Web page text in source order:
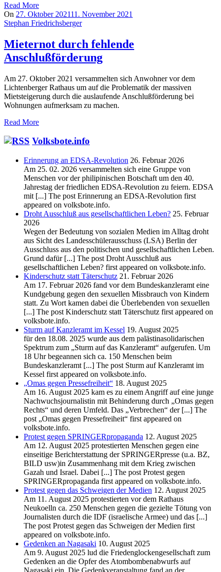
Read More
On 27. Oktober 202111. November 2021
Stephan Friedrichsberger
Mieternot durch fehlende
Anschlußförderung
Am 27. Oktober 2021 versammelten sich Anwohner vor dem
Lichtenberger Rathaus um auf die Problematik der massiven
Mietsteigerung durch die auslaufende Anschlußförderung bei
Wohnungen aufmerksam zu machen.
Read More
Volksbote.info
Erinnerung an EDSA-Revolution 26. Februar 2026
Am 25. 02. 2026 versammelten sich eine Gruppe von
Menschen vor der philipinischen Botschaft um den 40.
Jahrestag der friedlichen EDSA-Revolution zu feiern. EDSA
mit [...] The post Erinnerung an EDSA-Revolution first
appeared on volksbote.info.
Droht Ausschluß aus gesellschaftlichen Leben? 25. Februar
2026
Wegen der Bedeutung von sozialen Medien im Alltag droht
aus Sicht des Landesschülerausschuss (LSA) Berlin der
Ausschluss aus den politischen und gesellschaftlichen Leben.
Grund dafür [...] The post Droht Ausschluß aus
gesellschaftlichen Leben? first appeared on volksbote.info.
Kinderschutz statt Täterschutz 21. Februar 2026
Am 17. Februar 2026 fand vor dem Bundeskanzleramt eine
Kundgebung gegen den sexuellen Missbrauch von Kindern
statt. Zu Wort kamen dabei die Überlebenden von sexuellen
[...] The post Kinderschutz statt Täterschutz first appeared on
volksbote.info.
Sturm auf Kanzleramt im Kessel 19. August 2025
für den 18.08. 2025 wurde aus dem palästinasolidarischen
Spektrum zum „Sturm auf das Kanzleramt“ aufgerufen. Um
18 Uhr begeannen sich ca. 150 Menschen beim
Bundeskanzleramt [...] The post Sturm auf Kanzleramt im
Kessel first appeared on volksbote.info.
„Omas gegen Pressefreiheit“ 18. August 2025
Am 16. August 2025 kam es zu einem Angriff auf eine junge
Nachwuchsjournalistin mit Behinderung durch „Omas gegen
Rechts“ und deren Umfeld. Das „Verbrechen“ der [...] The
post „Omas gegen Pressefreiheit“ first appeared on
volksbote.info.
Protest gegen SPRINGERpropaganda 12. August 2025
Am 12. August 2025 protestierten Menschen gegen eine
einseitige Berichterstattung der SPRINGERpresse (u.a. BZ,
BILD usw)in Zusammenhang mit dem Krieg zwischen
Gazah und Israel. Dabei [...] The post Protest gegen
SPRINGERpropaganda first appeared on volksbote.info.
Protest gegen das Schweigen der Medien 12. August 2025
Am 11. August 2025 protestierten vor dem Rathaus
Neukoelln ca. 250 Menschen gegen die gezielte Tötung von
Journalisten durch die IDF (israelische Armee) und das [...]
The post Protest gegen das Schweigen der Medien first
appeared on volksbote.info.
Gedenken an Nagasaki 10. August 2025
Am 9. August 2025 lud die Friedenglockengesellschaft zum
Gedenken an die Opfer des Atombombenabwurfs auf
Nagasaki ein. Die Gedenkveranstaltung fand an der